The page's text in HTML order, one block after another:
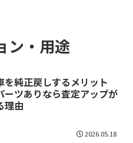
ン・用途
を純正戻しするメリット
ーツありなら査定アップが
理由
2026.05.18